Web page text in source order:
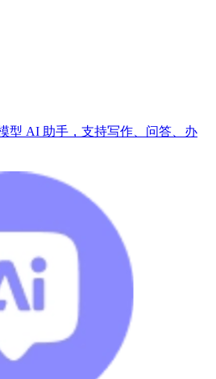
型 AI 助手，支持写作、问答、办